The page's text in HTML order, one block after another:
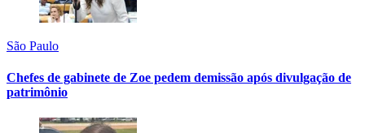
São Paulo
Chefes de gabinete de Zoe pedem demissão após divulgação de
patrimônio